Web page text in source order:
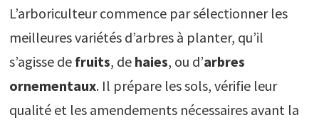
L’arboriculteur commence par sélectionner les
meilleures variétés d’arbres à planter, qu’il
s’agisse de fruits, de haies, ou d’arbres
ornementaux. Il prépare les sols, vérifie leur
qualité et les amendements nécessaires avant la